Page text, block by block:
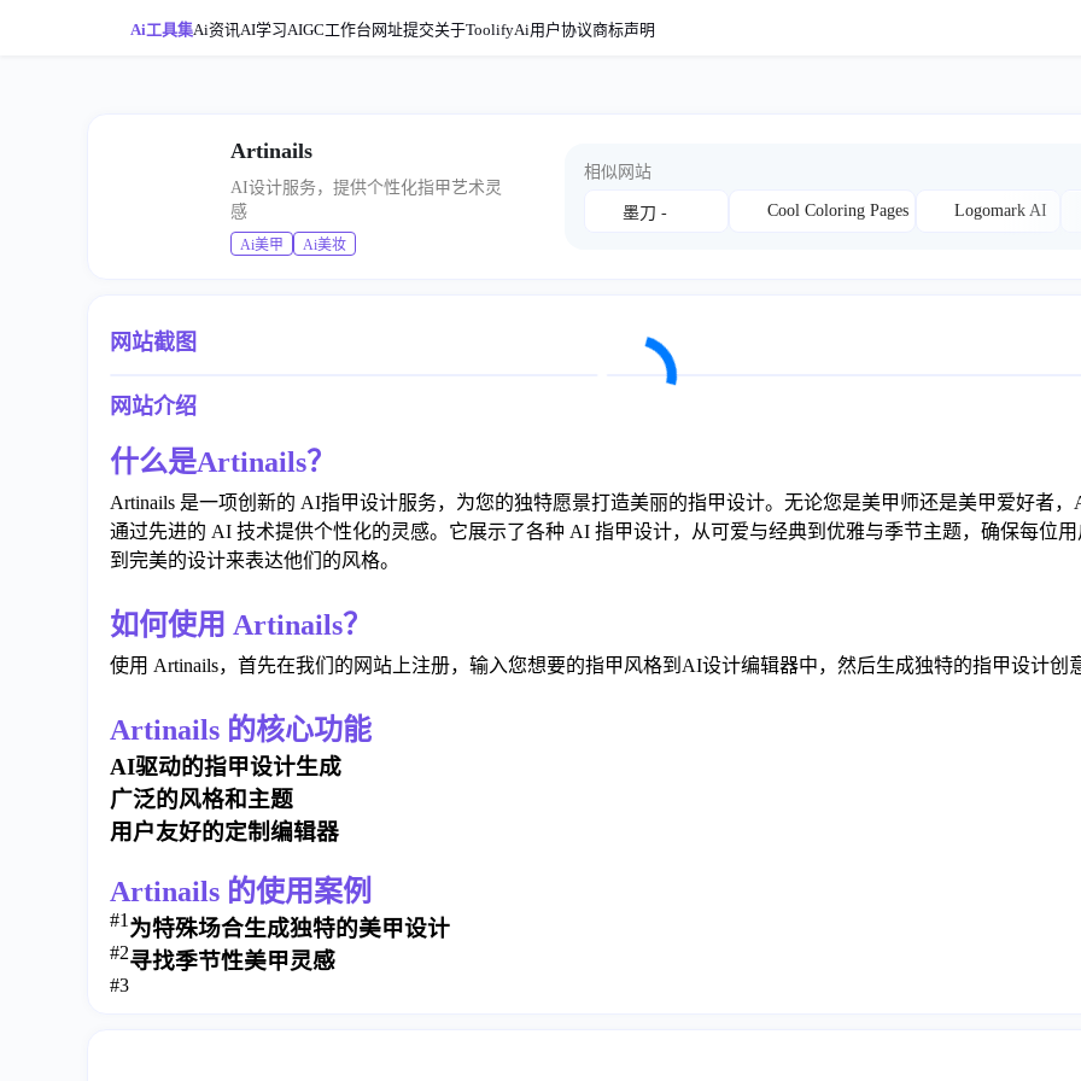
Ai工具集Ai资讯 AI学习AIGC工作台网址提交关于ToolifyAi用户协议商标声明
Artinails
AI设计服务，提供个性化指甲艺术灵
感
Ai美甲 Ai美妆
相似网站
墨刀 - Cool Coloring Pages Logomark AI
网站截图
网站介绍
什么是Artinails？
Artinails 是一项创新的 AI指甲设计服务，为您的独特愿景打造美丽的指甲设计。无论您是美甲师还是美甲爱好者，
通过先进的 AI 技术提供个性化的灵感。它展示了各种 AI 指甲设计，从可爱与经典到优雅与季节主题，确保每位
到完美的设计来表达他们的风格。
如何使用 Artinails？
使用 Artinails，首先在我们的网站上注册，输入您想要的指甲风格到AI设计编辑器中，然后生成独特的指甲设计创
Artinails 的核心功能
AI驱动的指甲设计生成
广泛的风格和主题
用户友好的定制编辑器
Artinails 的使用案例
#1 为特殊场合生成独特的美甲设计
#2寻找季节性美甲灵感
#3